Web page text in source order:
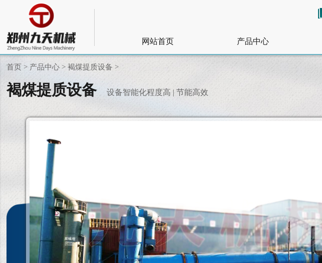
网站首页 产品中心
首页 > 产品中心 > 褐煤提质设备 >
褐煤提质设备 设备智能化程度高 | 节能高效